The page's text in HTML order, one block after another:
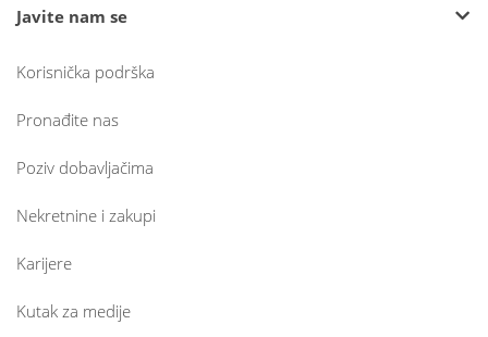
Javite nam se
Korisnička podrška
Pronađite nas
Poziv dobavljačima
Nekretnine i zakupi
Karijere
Kutak za medije